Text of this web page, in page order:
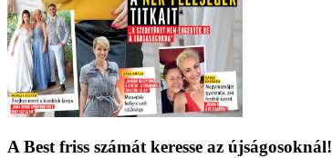
A Best friss számát keresse az újságosoknál!